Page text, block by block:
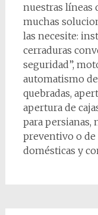
nuestras líneas
muchas
las necesite:
cerraduras
seguridad”,
automatismo
quebradas,
apertura de
para
preventivo o de
domésticas y